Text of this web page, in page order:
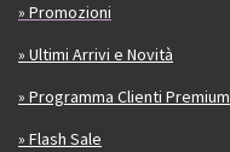
» Promozioni
» Ultimi Arrivi e Novità
» Programma Clienti Premium
» Flash Sale